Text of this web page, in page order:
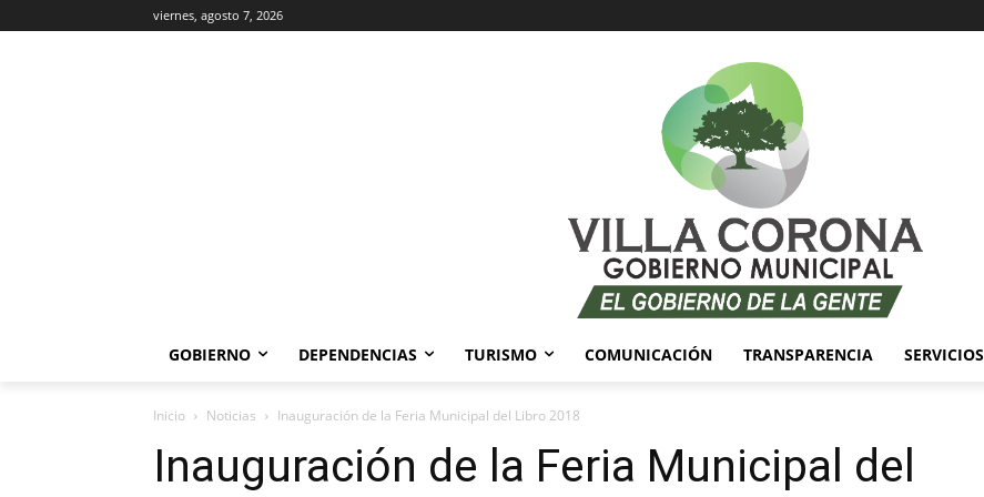
viernes, agosto 7, 2026
GOBIERNO DEPENDENCIAS TURISMO COMUNICACIÓN TRANSPARENCIA SERVICIOS
Inicio Noticias Inauguración de la Feria Municipal del Libro 2018
Inauguración de la Feria Municipal del